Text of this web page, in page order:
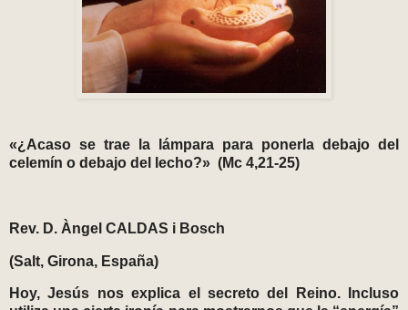
«¿Acaso se trae la lámpara para ponerla debajo del
celemín o debajo del lecho?» (Mc 4,21-25)
Rev. D. Àngel CALDAS i Bosch
(Salt, Girona, España)
Hoy, Jesús nos explica el secreto del Reino. Incluso